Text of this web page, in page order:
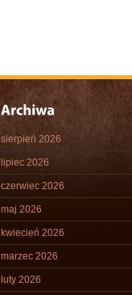
sierpień 2026
lipiec 2026
czerwiec 2026
maj 2026
kwiecień 2026
marzec 2026
luty 2026